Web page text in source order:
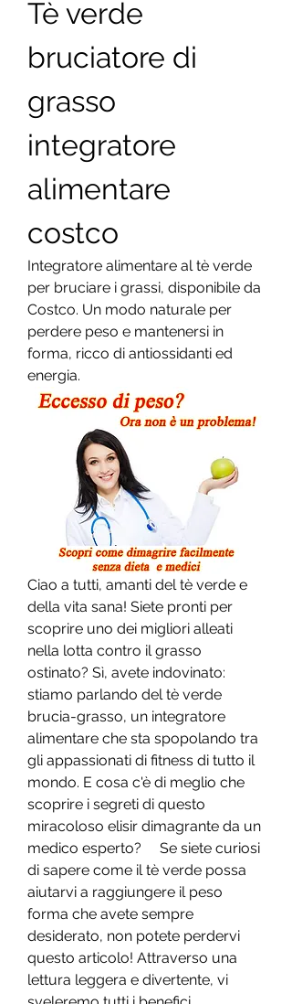
Tè verde
bruciatore di
grasso
integratore
alimentare
costco
Integratore alimentare al tè verde
per bruciare i grassi, disponibile da
Costco. Un modo naturale per
perdere peso e mantenersi in
forma, ricco di antiossidanti ed
energia.
Ciao a tutti, amanti del tè verde e
della vita sana! Siete pronti per
scoprire uno dei migliori alleati
nella lotta contro il grasso
ostinato? Sì, avete indovinato:
stiamo parlando del tè verde
brucia-grasso, un integratore
alimentare che sta spopolando tra
gli appassionati di fitness di tutto il
mondo. E cosa c'è di meglio che
scoprire i segreti di questo
miracoloso elisir dimagrante da un
medico esperto?     Se siete curiosi
di sapere come il tè verde possa
aiutarvi a raggiungere il peso
forma che avete sempre
desiderato, non potete perdervi
questo articolo! Attraverso una
lettura leggera e divertente, vi